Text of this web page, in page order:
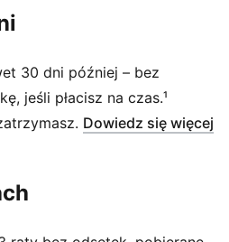
30 dni później – bez
jeśli płacisz na czas.¹
Dowiedz się więcej